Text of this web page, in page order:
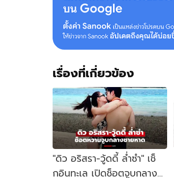
เรื่องที่เกี่ยวข้อง
"ดิว อริสรา-วู้ดดี้ ล่ำซำ" เช็
กอินทะเล เปิดช็อตจูบกลาง